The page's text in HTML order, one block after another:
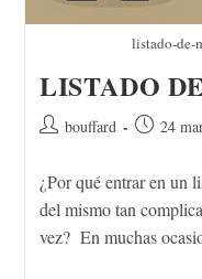
listado-de-
LISTADO
bouffard 24
¿Por qué entrar en un
del mismo tan
vez? En muchas